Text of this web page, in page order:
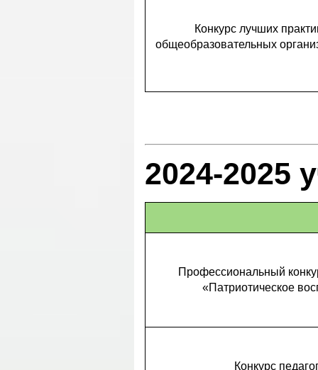
Конкурс лучших
общеобразовательных
2024-2025
Профессиональный
«Патриотическое
Конкурс